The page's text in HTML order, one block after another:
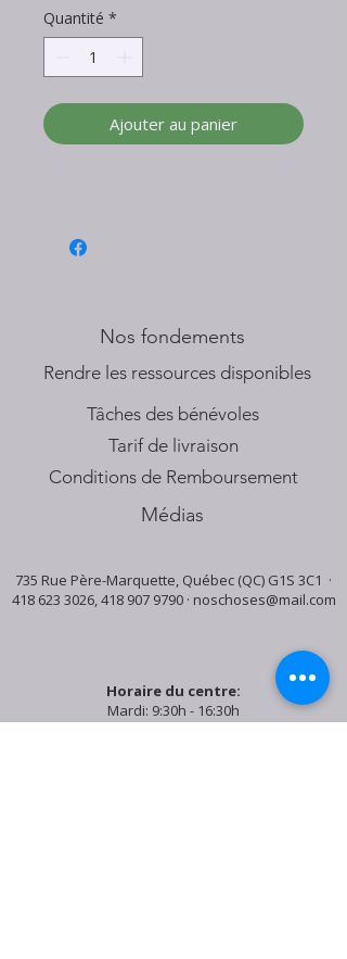
Quantité *
Ajouter au panier
Nos fondements
​Rendre les ressources disponibles
Tâches des bénévoles
Tarif de livraison
Conditions de Remboursement
Médias
735 Rue Père-Marquette, Québec (QC) G1S 3C1 ·
418 623 3026,418 907 9790· noschoses@mail.com
Horaire du centre:
Mardi: 9:30h - 16:30h